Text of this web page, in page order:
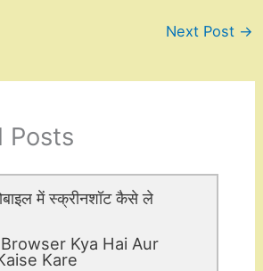
Next Post →
Posts
में स्क्रीनशॉट कैसे ले
Kya Hai Aur
Kare